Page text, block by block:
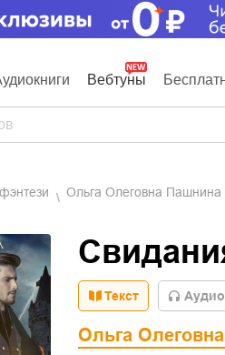
Вебтуны
Ольга Олеговна Пашнина
Текст Aудио
Ольга